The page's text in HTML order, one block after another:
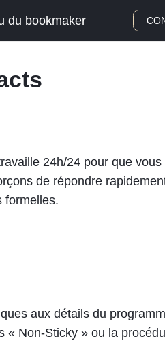
du bookmaker
24h/24 pour que
de répondre
formelles.
aux détails du
« Non-Sticky » ou la